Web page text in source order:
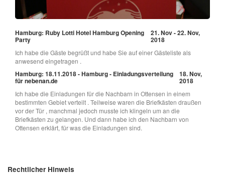
Hamburg: Ruby Lotti Hotel Hamburg Opening
Party
21. Nov - 22. Nov,
2018
Ich habe die Gäste begrüßt und habe Sie auf einer Gästeliste als
anwesend eingetragen .
Hamburg: 18.11.2018 - Hamburg - Einladungsverteilung
für nebenan.de
18. Nov,
2018
Ich habe die Einladungen für die Nachbarn in Ottensen in einem
bestimmten Gebiet verteilt . Teilweise waren die Briefkästen draußen
vor der Tür , manchmal jedoch musste ich klingeln um an die
Briefkästen zu gelangen. Und dann habe ich den Nachbarn von
Ottensen erklärt, für was die Einladungen sind.
Rechtlicher Hinweis